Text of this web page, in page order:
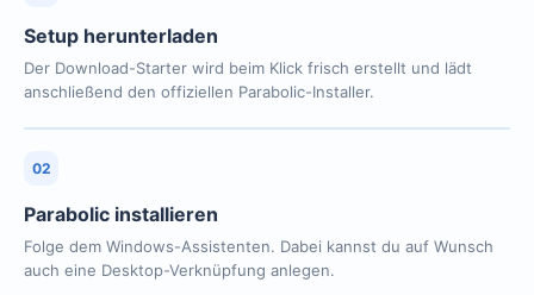
Setup herunterladen
Der Download-Starter wird beim Klick frisch erstellt und lädt
anschließend den offiziellen Parabolic-Installer.
02
Parabolic installieren
Folge dem Windows-Assistenten. Dabei kannst du auf Wunsch
auch eine Desktop-Verknüpfung anlegen.